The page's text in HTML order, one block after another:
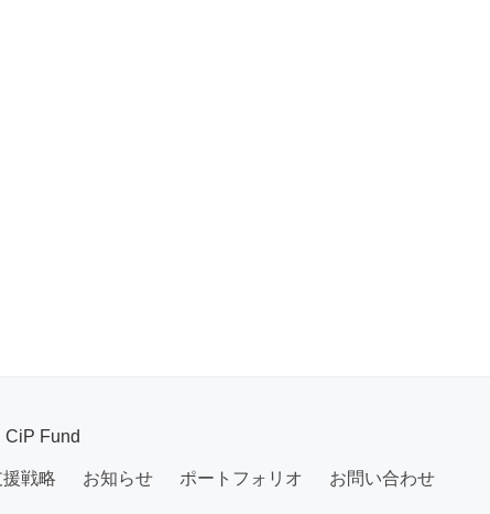
CiP Fund
戦略 お知らせ ポートフォリオ お問い合わせ